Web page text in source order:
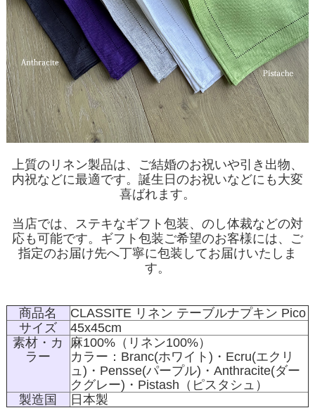
上質のリネン製品は、ご結婚のお祝いや引き出物、
内祝などに最適です。誕生日のお祝いなどにも大変
喜ばれます。
当店では、ステキなギフト包装、のし体裁などの対
応も可能です。ギフト包装ご希望のお客様には、ご
指定のお届け先へ丁寧に包装してお届けいたしま
す。
商品名
CLASSITE リネン テーブルナプキン Pico
サイズ
45x45cm
素材・カ
ラー
麻100%（リネン100%）
カラー：Branc(ホワイト)・Ecru(エクリ
ュ)・Pensse(パープル)・Anthracite(ダー
クグレー)・Pistash（ピスタシュ）
製造国
日本製